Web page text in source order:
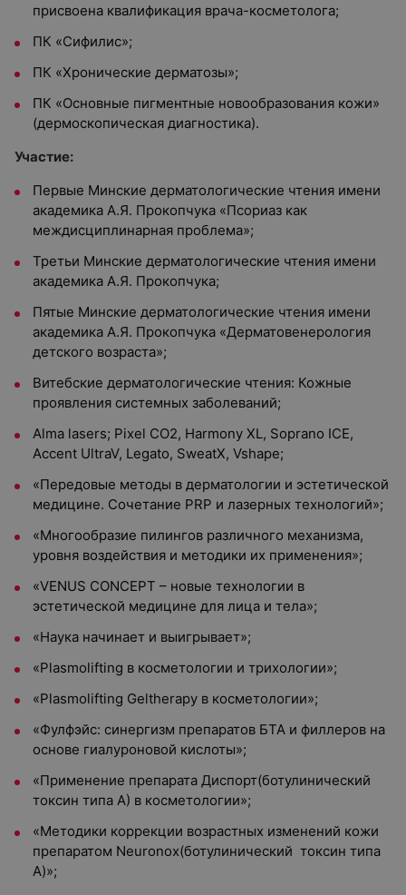
присвоена квалификация врача-косметолога;
ПК «Сифилис»;
ПК «Хронические дерматозы»;
ПК «Основные пигментные новообразования кожи»
(дермоскопическая диагностика).
Участие:
Первые Минские дерматологические чтения имени
академика А.Я. Прокопчука «Псориаз как
междисциплинарная проблема»;
Третьи Минские дерматологические чтения имени
академика А.Я. Прокопчука;
Пятые Минские дерматологические чтения имени
академика А.Я. Прокопчука «Дерматовенерология
детского возраста»;
Витебские дерматологические чтения: Кожные
проявления системных заболеваний;
Alma lasers; Pixel CO2, Harmony XL, Soprano ICE,
Accent UltraV, Legato, SweatX, Vshape;
«Передовые методы в дерматологии и эстетической
медицине. Сочетание PRP и лазерных технологий»;
«Многообразие пилингов различного механизма,
уровня воздействия и методики их применения»;
«VENUS CONCEPT – новые технологии в
эстетической медицине для лица и тела»;
«Наука начинает и выигрывает»;
«Plasmolifting в косметологии и трихологии»;
«Plasmolifting Geltherapy в косметологии»;
«Фулфэйс: синергизм препаратов БТА и филлеров на
основе гиалуроновой кислоты»;
«Применение препарата Диспорт(ботулинический
токсин типа А) в косметологии»;
«Методики коррекции возрастных изменений кожи
препаратом Neuronox(ботулинический токсин типа
А)»;